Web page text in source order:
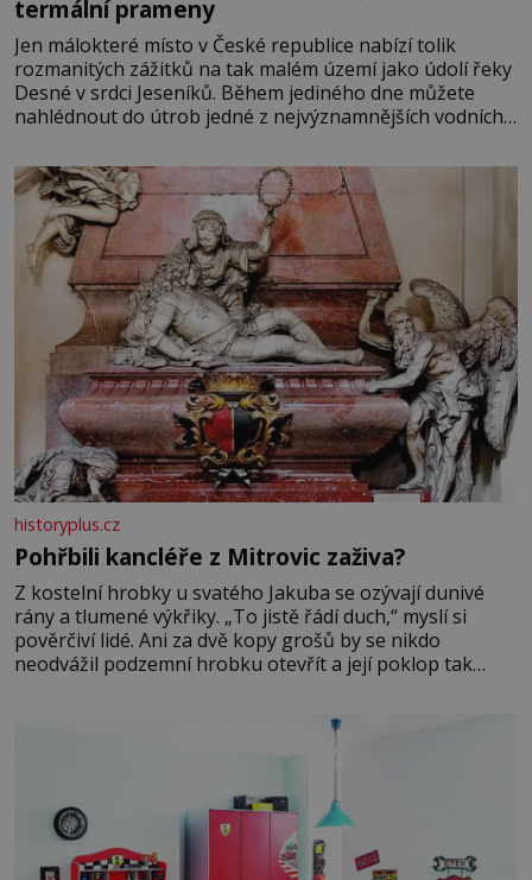
termální prameny
Jen málokteré místo v České republice nabízí tolik
rozmanitých zážitků na tak malém území jako údolí řeky
Desné v srdci Jeseníků. Během jediného dne můžete
nahlédnout do útrob jedné z nejvýznamnějších vodních
se na koloběžce a den zakončit poznáváním památek ve
Velkých Losinách nebo v termálním
historyplus.cz
Pohřbili kancléře z Mitrovic zaživa?
Z kostelní hrobky u svatého Jakuba se ozývají dunivé
rány a tlumené výkřiky. „To jistě řádí duch,“ myslí si
pověrčiví lidé. Ani za dvě kopy grošů by se nikdo
neodvážil podzemní hrobku otevřít a její poklop tak